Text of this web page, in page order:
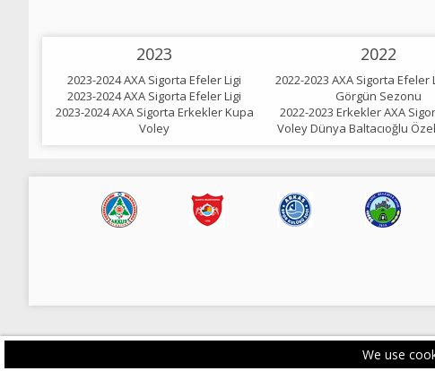
We use
2023
2023-2024 AXA Sigorta Efeler Ligi
2023-2024 AXA Sigorta Efeler Ligi
2023-2024 AXA Sigorta Erkekler Kupa
Voley
2022
2022-2023 AXA Sigorta Efeler
Görgün Sezonu
2022-2023 Erkekler AXA
Voley Dünya Baltacıoğlu